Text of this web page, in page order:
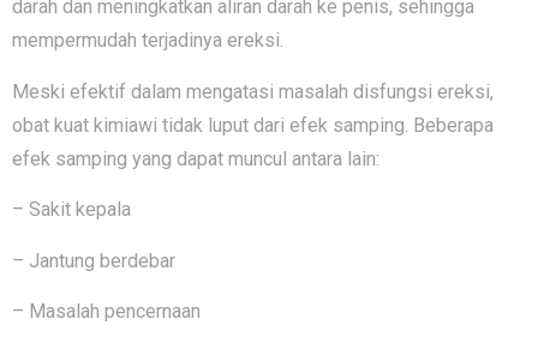
darah dan meningkatkan aliran darah ke penis, sehingga
mempermudah terjadinya ereksi.
Meski efektif dalam mengatasi masalah disfungsi ereksi,
obat kuat kimiawi tidak luput dari efek samping. Beberapa
efek samping yang dapat muncul antara lain:
– Sakit kepala
– Jantung berdebar
– Masalah pencernaan